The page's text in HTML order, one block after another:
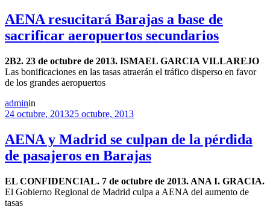
AENA resucitará Barajas a base de
sacrificar aeropuertos secundarios
2B2. 23 de octubre de 2013. ISMAEL GARCIA VILLAREJO
Las bonificaciones en las tasas atraerán el tráfico disperso en favor
de los grandes aeropuertos
adminin
24 octubre, 201325 octubre, 2013
AENA y Madrid se culpan de la pérdida
de pasajeros en Barajas
EL CONFIDENCIAL. 7 de octubre de 2013. ANA I. GRACIA.
El Gobierno Regional de Madrid culpa a AENA del aumento de
tasas